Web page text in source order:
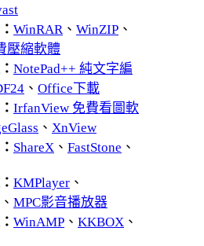
WinRAR、 WinZIP 、
壓縮軟體
NotePad++ 純文字編
、 Office下載
IrfanView 免費看圖軟
、 XnView
ShareX 、 FastStone 、
KMPlayer 、
、 MPC影音播放器
WinAMP 、 KKBOX 、